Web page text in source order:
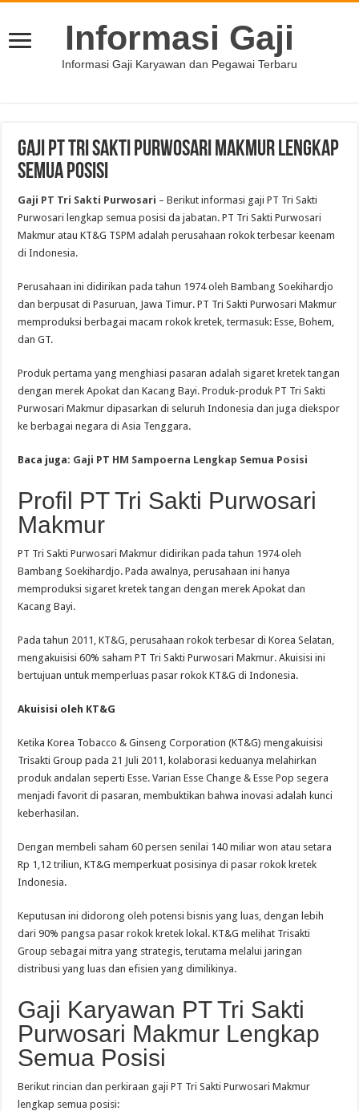
Informasi Gaji
Informasi Gaji Karyawan dan Pegawai Terbaru
Gaji PT Tri Sakti Purwosari Makmur Lengkap
Semua Posisi
Gaji PT Tri Sakti Purwosari – Berikut informasi gaji PT Tri Sakti
Purwosari lengkap semua posisi da jabatan. PT Tri Sakti Purwosari
Makmur atau KT&G TSPM adalah perusahaan rokok terbesar keenam
di Indonesia.
Perusahaan ini didirikan pada tahun 1974 oleh Bambang Soekihardjo
dan berpusat di Pasuruan, Jawa Timur. PT Tri Sakti Purwosari Makmur
memproduksi berbagai macam rokok kretek, termasuk: Esse, Bohem,
dan GT.
Produk pertama yang menghiasi pasaran adalah sigaret kretek tangan
dengan merek Apokat dan Kacang Bayi. Produk-produk PT Tri Sakti
Purwosari Makmur dipasarkan di seluruh Indonesia dan juga diekspor
ke berbagai negara di Asia Tenggara.
Baca juga: Gaji PT HM Sampoerna Lengkap Semua Posisi
Profil PT Tri Sakti Purwosari
Makmur
PT Tri Sakti Purwosari Makmur didirikan pada tahun 1974 oleh
Bambang Soekihardjo. Pada awalnya, perusahaan ini hanya
memproduksi sigaret kretek tangan dengan merek Apokat dan
Kacang Bayi.
Pada tahun 2011, KT&G, perusahaan rokok terbesar di Korea Selatan,
mengakuisisi 60% saham PT Tri Sakti Purwosari Makmur. Akuisisi ini
bertujuan untuk memperluas pasar rokok KT&G di Indonesia.
Akuisisi oleh KT&G
Ketika Korea Tobacco & Ginseng Corporation (KT&G) mengakuisisi
Trisakti Group pada 21 Juli 2011, kolaborasi keduanya melahirkan
produk andalan seperti Esse. Varian Esse Change & Esse Pop segera
menjadi favorit di pasaran, membuktikan bahwa inovasi adalah kunci
keberhasilan.
Dengan membeli saham 60 persen senilai 140 miliar won atau setara
Rp 1,12 triliun, KT&G memperkuat posisinya di pasar rokok kretek
Indonesia.
Keputusan ini didorong oleh potensi bisnis yang luas, dengan lebih
dari 90% pangsa pasar rokok kretek lokal. KT&G melihat Trisakti
Group sebagai mitra yang strategis, terutama melalui jaringan
distribusi yang luas dan efisien yang dimilikinya.
Gaji Karyawan PT Tri Sakti
Purwosari Makmur Lengkap
Semua Posisi
Berikut rincian dan perkiraan gaji PT Tri Sakti Purwosari Makmur
lengkap semua posisi: